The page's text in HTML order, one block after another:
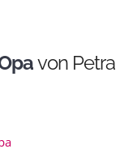
von Petra